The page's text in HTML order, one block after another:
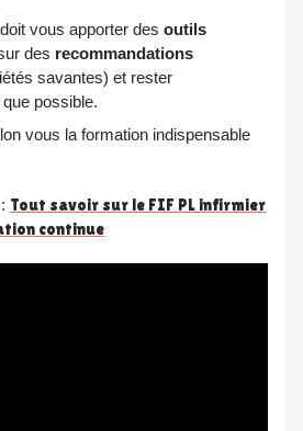
doit vous apporter des outils
des recommandations
savantes) et rester
possible.
Tout savoir sur le FIF PL infirmier
continue